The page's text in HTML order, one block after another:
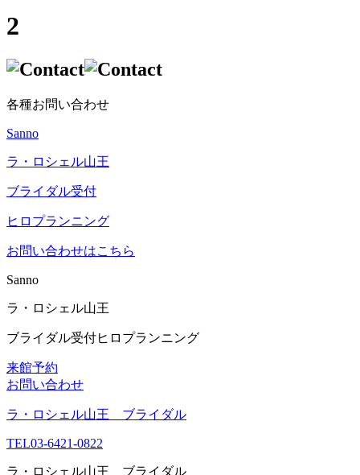
2
各種お問い合わせ
Sanno
ラ・ロシェル山王
ブライダル受付
ヒロプランニング
お問い合わせはこちら
Sanno
ラ・ロシェル山王
ブライダル受付ヒロプランニング
来館予約
お問い合わせ
ラ・ロシェル山王 ブライダル
TEL03-6421-0822
ラ・ロシェル山王 ブライダル